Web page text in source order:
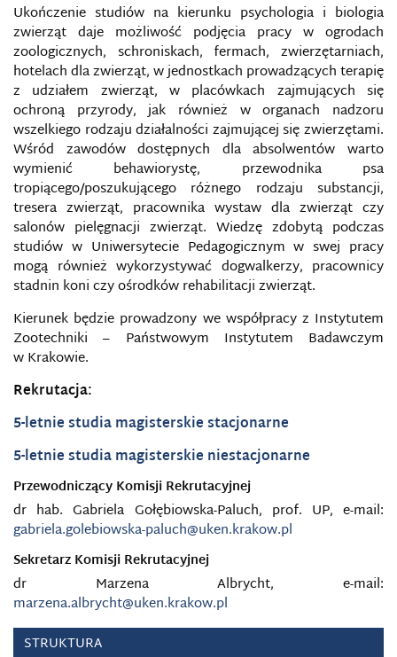
Ukończenie studiów na kierunku psychologia i biologia
zwierząt daje możliwość podjęcia pracy w ogrodach
zoologicznych, schroniskach, fermach, zwierzętarniach,
hotelach dla zwierząt, w jednostkach prowadzących terapię
z udziałem zwierząt, w placówkach zajmujących się
ochroną przyrody, jak również w organach nadzoru
wszelkiego rodzaju działalności zajmującej się zwierzętami.
Wśród zawodów dostępnych dla absolwentów warto
wymienić behawiorystę, przewodnika psa
tropiącego/poszukującego różnego rodzaju substancji,
tresera zwierząt, pracownika wystaw dla zwierząt czy
salonów pielęgnacji zwierząt. Wiedzę zdobytą podczas
studiów w Uniwersytecie Pedagogicznym w swej pracy
mogą również wykorzystywać dogwalkerzy, pracownicy
stadnin koni czy ośrodków rehabilitacji zwierząt.
Kierunek będzie prowadzony we współpracy z Instytutem
Zootechniki – Państwowym Instytutem Badawczym
w Krakowie.
Rekrutacja:
5-letnie studia magisterskie stacjonarne
5-letnie studia magisterskie niestacjonarne
Przewodniczący Komisji Rekrutacyjnej
dr hab. Gabriela Gołębiowska-Paluch, prof. UP, e-mail:
gabriela.golebiowska-paluch@uken.krakow.pl
Sekretarz Komisji Rekrutacyjnej
dr Marzena Albrycht, e-mail:
marzena.albrycht@uken.krakow.pl
STRUKTURA